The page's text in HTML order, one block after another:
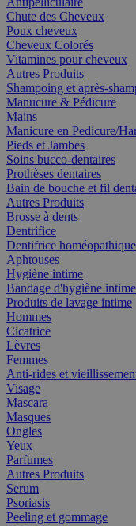
Chute des Cheveux
Poux cheveux
Cheveux Colorés
Vitamines pour cheveux
Autres Produits
Shampoing et après-
Manucure & Pédicure
Mains
Manicure en Pedicure/
Pieds et Jambes
Soins bucco-dentaires
Prothèses dentaires
Bain de bouche et fil
Autres Produits
Brosse à dents
Dentrifice
Dentifrice homéopathique
Aphtouses
Hygiène intime
Bandage d'hygiène intime
Produits de lavage intime
Hommes
Cicatrice
Lèvres
Femmes
Anti-rides et
Visage
Mascara
Masques
Ongles
Yeux
Parfumes
Autres Produits
Serum
Psoriasis
Peeling et gommage